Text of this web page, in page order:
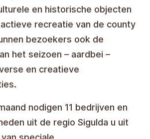
en historische objecten
recreatie van de county
bezoekers ook de
het seizoen – aardbei –
en creatieve
nodigen 11 bedrijven en
uit de regio Sigulda u uit